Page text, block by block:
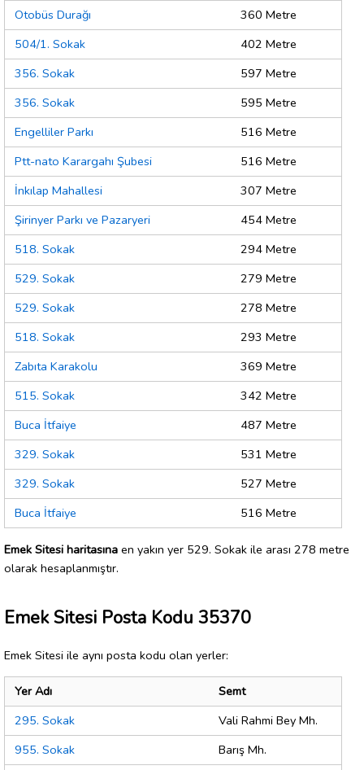
Otobüs Durağı
360 Metre
504/1. Sokak
402 Metre
356. Sokak
597 Metre
356. Sokak
595 Metre
Engelliler Parkı
516 Metre
Ptt-nato Karargahı Şubesi
516 Metre
İnkılap Mahallesi
307 Metre
Şirinyer Parkı ve Pazaryeri
454 Metre
518. Sokak
294 Metre
529. Sokak
279 Metre
529. Sokak
278 Metre
518. Sokak
293 Metre
Zabıta Karakolu
369 Metre
515. Sokak
342 Metre
Buca İtfaiye
487 Metre
329. Sokak
531 Metre
329. Sokak
527 Metre
Buca İtfaiye
516 Metre
Emek Sitesi haritasına en yakın yer 529. Sokak ile arası 278 metre
olarak hesaplanmıştır.
Emek Sitesi Posta Kodu 35370
Emek Sitesi ile aynı posta kodu olan yerler:
Yer Adı
Semt
295. Sokak
Vali Rahmi Bey Mh.
955. Sokak
Barış Mh.